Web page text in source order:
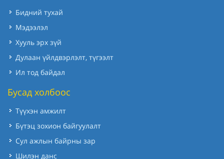
Бидний тухай
Мэдээлэл
Хууль эрх зүй
Дулаан үйлдвэрлэлт, түгээлт
Ил тод байдал
Бусад холбоос
Түүхэн амжилт
Бүтэц зохион байгуулалт
Сул ажлын байрны зар
Шилэн данс